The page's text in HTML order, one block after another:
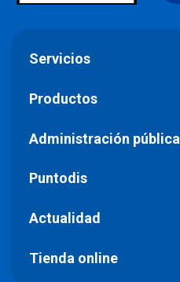
Servicios
Productos
Administración pública
Puntodis
Actualidad
Tienda online